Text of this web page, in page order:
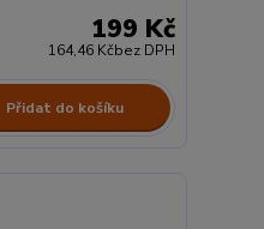
199 Kč
164,46 Kčbez DPH
Přidat do košíku